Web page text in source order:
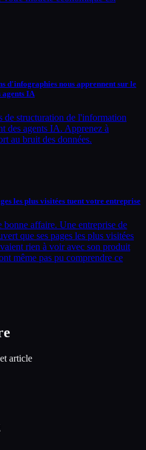
d'infographies nous apprennent sur le
agents IA
de structuration de l'information
des agents IA. Apprenez à
au bruit des données.
les plus visitées tuent votre entreprise
affaire. Une entreprise de
que ses pages les plus visitées
rien à voir avec son produit
même pas pu comprendre ce
article